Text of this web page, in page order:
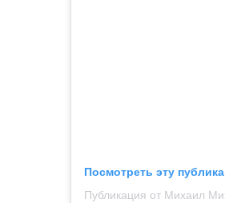
Посмотреть эту
Публикация от Михаил